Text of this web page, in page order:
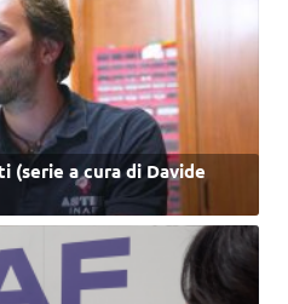
(serie a cura di Davide